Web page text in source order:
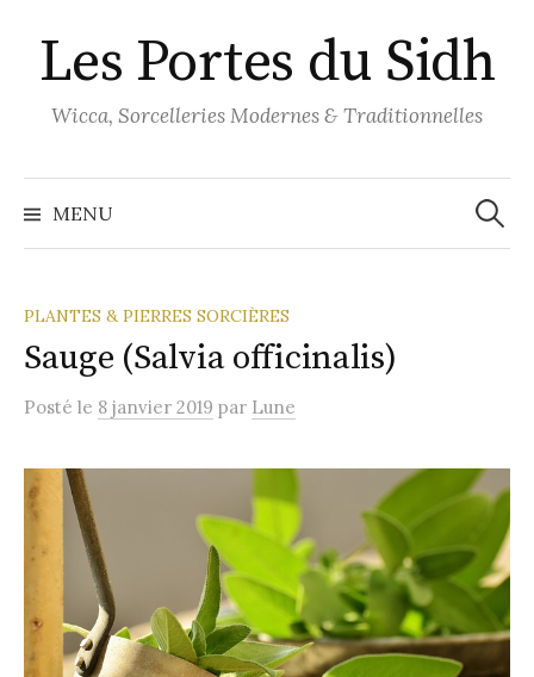
au
contenu
Les Portes du Sidh
Wicca, Sorcelleries Modernes & Traditionnelles
MENU
PLANTES & PIERRES SORCIÈRES
Sauge (Salvia officinalis)
Posté le 8 janvier 2019 par Lune